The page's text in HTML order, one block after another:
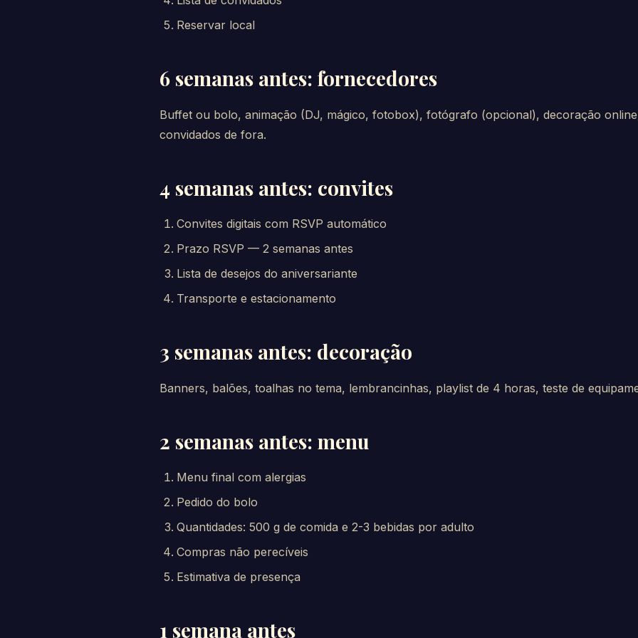
Reservar local
6 semanas antes: fornecedores
Buffet ou bolo, animação (DJ, mágico, fotobox), fotógrafo (opcional), decoração
convidados de fora.
4 semanas antes: convites
Convites digitais com RSVP automático
Prazo RSVP — 2 semanas antes
Lista de desejos do aniversariante
Transporte e estacionamento
3 semanas antes: decoração
Banners, balões, toalhas no tema, lembrancinhas, playlist de 4 horas, teste de
2 semanas antes: menu
Menu final com alergias
Pedido do bolo
Quantidades: 500 g de comida e 2-3 bebidas por adulto
Compras não perecíveis
Estimativa de presença
1 semana antes